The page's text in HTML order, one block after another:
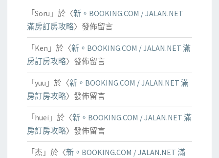
「 Soru 」於〈新。BOOKING.COM / JALAN.NET
滿房訂房攻略〉發佈留言
「 Ken 」於〈新。BOOKING.COM / JALAN.NET 滿
房訂房攻略〉發佈留言
「 yuu 」於〈新。BOOKING.COM / JALAN.NET 滿
房訂房攻略〉發佈留言
「 huei 」於〈新。BOOKING.COM / JALAN.NET 滿
房訂房攻略〉發佈留言
「 杰 」於〈新。BOOKING.COM / JALAN.NET 滿